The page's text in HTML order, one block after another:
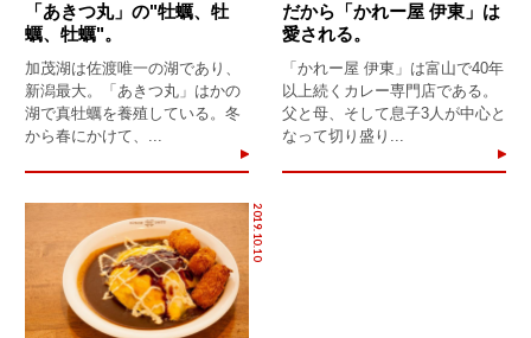
「あきつ丸」の"牡蠣、牡
蠣、牡蠣"。
加茂湖は佐渡唯一の湖であり、
新潟最大。「あきつ丸」はかの
湖で真牡蠣を養殖している。冬
から春にかけて、...
だから「かれー屋 伊東」は
愛される。
「かれー屋 伊東」は富山で40年
以上続くカレー専門店である。
父と母、そして息子3人が中心と
なって切り盛り...
2019.10.10